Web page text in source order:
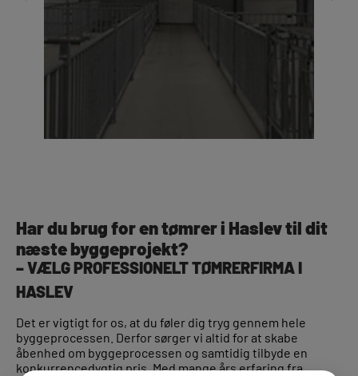
Har du brug for en tømrer i Haslev til dit
næste byggeprojekt?
– VÆLG PROFESSIONELT TØMRERFIRMA I
HASLEV
Det er vigtigt for os, at du føler dig tryg gennem hele
byggeprocessen. Derfor sørger vi altid for at skabe
åbenhed om byggeprocessen og samtidig tilbyde en
konkurrencedygtig pris. Med mange års erfaring fra